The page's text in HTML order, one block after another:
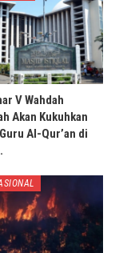
V Wahdah
Akan Kukuhkan
Al-Qur’an di